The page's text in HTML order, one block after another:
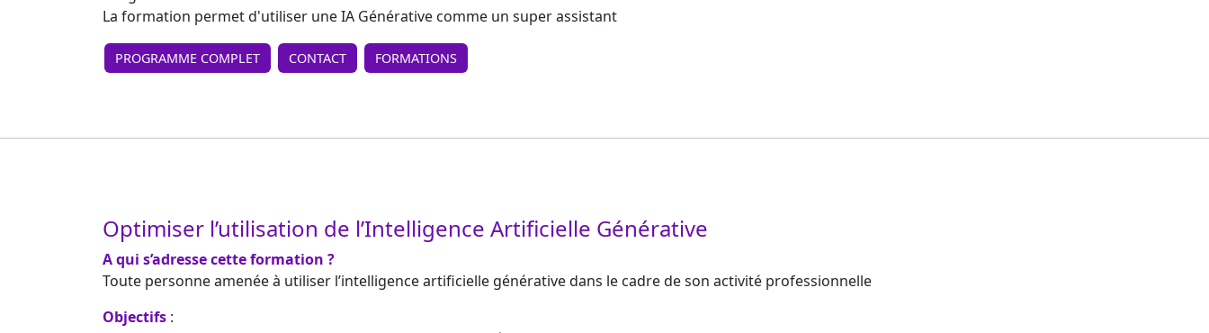
La formation permet d'utiliser une IA Générative comme un super assistant
PROGRAMME COMPLET CONTACT FORMATIONS
Optimiser l’utilisation de l’Intelligence Artificielle Générative
A qui s’adresse cette formation ?
Toute personne amenée à utiliser l’intelligence artificielle générative dans le cadre de son activité professionnelle
Objectifs :